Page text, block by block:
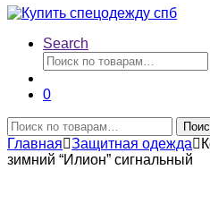
Search
Искать:
0
Искать:
Главная Защитная одежда
зимний “Илион” сигнальный